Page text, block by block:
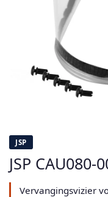
JSP
JSP
Vervangingsvizier